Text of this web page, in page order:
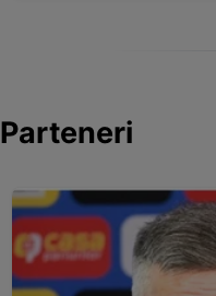
Parteneri